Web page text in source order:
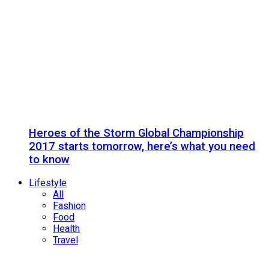
Heroes of the Storm Global Championship
2017 starts tomorrow, here’s what you need
to know
Lifestyle
All
Fashion
Food
Health
Travel